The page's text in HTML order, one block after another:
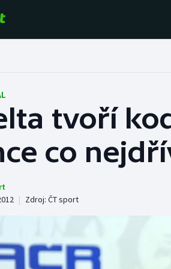
Baseball a softbal
Basketbal
Boby a skeleton
Box
tvoří
co
| Zdroj: ČT sport